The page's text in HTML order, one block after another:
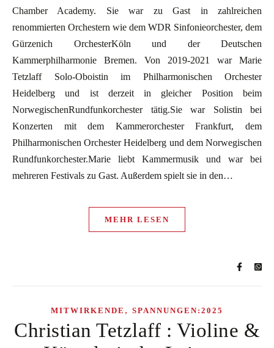
Chamber Academy. Sie war zu Gast in zahlreichen
renommierten Orchestern wie dem WDR Sinfonieorchester, dem
Gürzenich OrchesterKöln und der Deutschen
Kammerphilharmonie Bremen. Von 2019-2021 war Marie
Tetzlaff Solo-Oboistin im Philharmonischen Orchester
Heidelberg und ist derzeit in gleicher Position beim
NorwegischenRundfunkorchester tätig.Sie war Solistin bei
Konzerten mit dem Kammerorchester Frankfurt, dem
Philharmonischen Orchester Heidelberg und dem Norwegischen
Rundfunkorchester.Marie liebt Kammermusik und war bei
mehreren Festivals zu Gast. Außerdem spielt sie in den…
MEHR LESEN
MITWIRKENDE , SPANNUNGEN:2025
Christian Tetzlaff : Violine &